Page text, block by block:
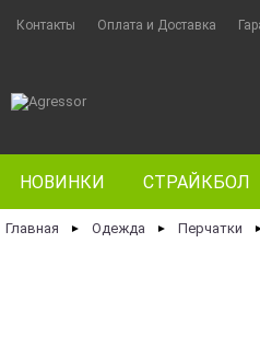
Контакты Оплата и Доставка
НОВИНКИ СТРАЙКБОЛ
Главная ► Одежда ► Перчатки